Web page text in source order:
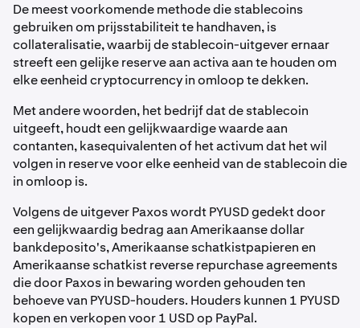
De meest voorkomende methode die stablecoins
gebruiken om prijsstabiliteit te handhaven, is
collateralisatie, waarbij de stablecoin-uitgever ernaar
streeft een gelijke reserve aan activa aan te houden om
elke eenheid cryptocurrency in omloop te dekken.
Met andere woorden, het bedrijf dat de stablecoin
uitgeeft, houdt een gelijkwaardige waarde aan
contanten, kasequivalenten of het activum dat het wil
volgen in reserve voor elke eenheid van de stablecoin die
in omloop is.
Volgens de uitgever Paxos wordt PYUSD gedekt door
een gelijkwaardig bedrag aan Amerikaanse dollar
bankdeposito's, Amerikaanse schatkistpapieren en
Amerikaanse schatkist reverse repurchase agreements
die door Paxos in bewaring worden gehouden ten
behoeve van PYUSD-houders. Houders kunnen 1 PYUSD
kopen en verkopen voor 1 USD op PayPal.